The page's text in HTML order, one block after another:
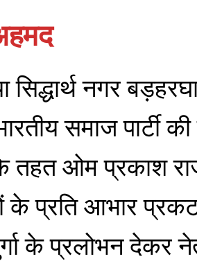
सिद्धार्थ नगर
समाज पार्टी
तहत ओम प्रकाश
प्रति आभार
के प्रलोभन देकर